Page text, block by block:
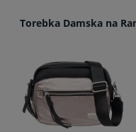
Torebka Damska na